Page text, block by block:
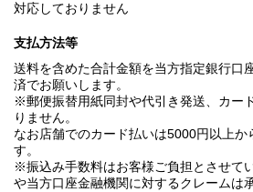
対応しておりません
支払方法等
送料を含めた合計金額を当方指定銀行口
済でお願いします。
※郵便振替用紙同封や代引き発送、カー
りません。
なお店舗でのカード払いは5000円以上か
す。
※振込み手数料はお客様ご負担とさせて
や当方口座金融機関に対するクレームは